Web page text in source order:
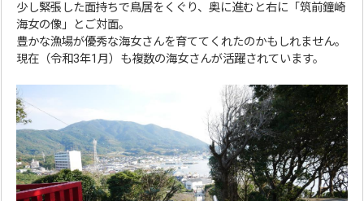
少し緊張した面持ちで鳥居をくぐり、奥に進むと右に「筑前鐘崎
海女の像」とご対面。
豊かな漁場が優秀な海女さんを育ててくれたのかもしれません。
現在（令和3年1月）も複数の海女さんが活躍されています。